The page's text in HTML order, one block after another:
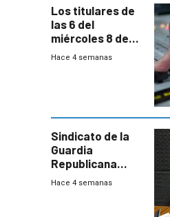
Los titulares de
las 6 del
miércoles 8 de
julio de 2026
Hace 4 semanas
Sindicato de la
Guardia
Republicana
denuncia
Hace 4 semanas